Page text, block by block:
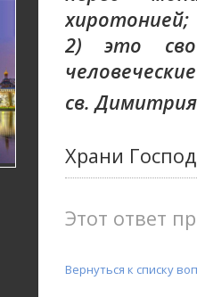
хиротонией;
2) это
св.
Храни
Этот ответ
Вернуться к списку